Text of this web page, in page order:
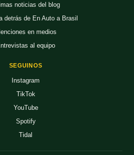
noticias del blog
detrás de En Auto a Brasil
en medios
al equipo
SEGUINOS
Instagram
TikTok
YouTube
Spotify
Tidal